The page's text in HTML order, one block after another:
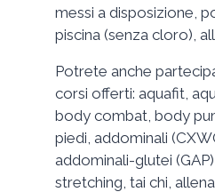
messi a disposizione,
piscina (senza cloro),
Potrete anche
corsi offerti: aquafit,
body combat, body
piedi, addominali
addominali-glutei
stretching, tai chi,